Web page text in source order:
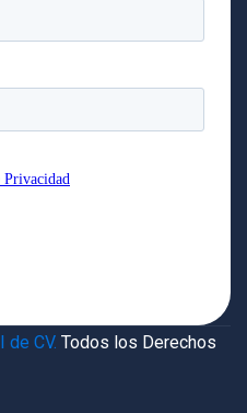
de CV. Todos los Derechos